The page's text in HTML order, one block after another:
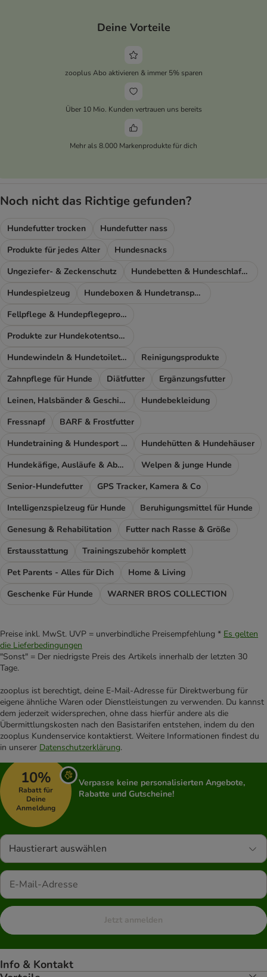
Deine Vorteile
zooplus Abo aktivieren & immer 5% sparen
Über 10 Mio. Kunden vertrauen uns bereits
Mehr als 8.000 Markenprodukte für dich
Noch nicht das Richtige gefunden?
Hundefutter trocken
Hundefutter nass
Produkte für jedes Alter
Hundesnacks
Ungeziefer- & Zeckenschutz
Hundebetten & Hundeschlafplatz
Hundespielzeug
Hundeboxen & Hundetransport
Fellpflege & Hundepflegeprodukte
Produkte zur Hundekotentsorgung
Hundewindeln & Hundetoiletten
Reinigungsprodukte
Zahnpflege für Hunde
Diätfutter
Ergänzungsfutter
Leinen, Halsbänder & Geschirre
Hundebekleidung
Fressnapf
BARF & Frostfutter
Hundetraining & Hundesport Zubehör
Hundehütten & Hundehäuser
Hundekäfige, Ausläufe & Absperrgitter
Welpen & junge Hunde
Senior-Hundefutter
GPS Tracker, Kamera & Co
Intelligenzspielzeug für Hunde
Beruhigungsmittel für Hunde
Genesung & Rehabilitation
Futter nach Rasse & Größe
Erstausstattung
Trainingszubehör komplett
Pet Parents - Alles für Dich
Home & Living
Geschenke Für Hunde
WARNER BROS COLLECTION
Preise inkl. MwSt. UVP = unverbindliche Preisempfehlung * Es gelten
die Lieferbedingungen
"Sonst" = Der niedrigste Preis des Artikels innerhalb der letzten 30
Tage.
zooplus ist berechtigt, deine E-Mail-Adresse für Direktwerbung für
eigene ähnliche Waren oder Dienstleistungen zu verwenden. Du kannst
dem jederzeit widersprechen, ohne dass hierfür andere als die
Übermittlungskosten nach den Basistarifen entstehen, indem du den
zooplus Kundenservice kontaktierst. Weitere Informationen findest du
in unserer Datenschutzerklärung.
10%
Rabatt für
Deine
Anmeldung
Verpasse keine personalisierten Angebote,
Rabatte und Gutscheine!
Haustierart auswählen
Jetzt anmelden
Info & Kontakt